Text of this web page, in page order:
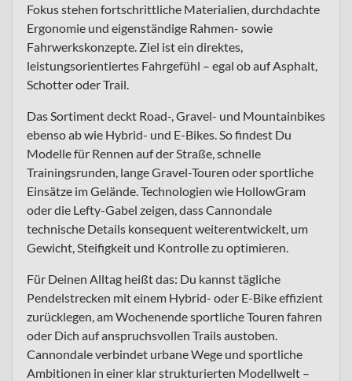
Fokus stehen fortschrittliche Materialien, durchdachte
Ergonomie und eigenständige Rahmen- sowie
Fahrwerkskonzepte. Ziel ist ein direktes,
leistungsorientiertes Fahrgefühl – egal ob auf Asphalt,
Schotter oder Trail.
Das Sortiment deckt Road-, Gravel- und Mountainbikes
ebenso ab wie Hybrid- und E-Bikes. So findest Du
Modelle für Rennen auf der Straße, schnelle
Trainingsrunden, lange Gravel-Touren oder sportliche
Einsätze im Gelände. Technologien wie HollowGram
oder die Lefty-Gabel zeigen, dass Cannondale
technische Details konsequent weiterentwickelt, um
Gewicht, Steifigkeit und Kontrolle zu optimieren.
Für Deinen Alltag heißt das: Du kannst tägliche
Pendelstrecken mit einem Hybrid- oder E-Bike effizient
zurücklegen, am Wochenende sportliche Touren fahren
oder Dich auf anspruchsvollen Trails austoben.
Cannondale verbindet urbane Wege und sportliche
Ambitionen in einer klar strukturierten Modellwelt –